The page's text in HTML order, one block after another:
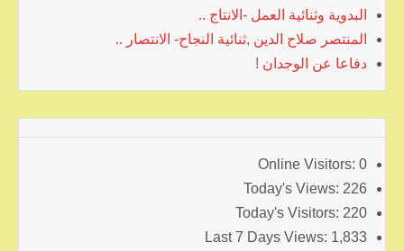
البدوية وثنائية العمل -الانتاج ..
المنتصر صلاح الدين ,ثنائية النجاح- الانتصار ..
دفاعا عن الوجدان !
Online Visitors: 0
Today's Views: 226
Today's Visitors: 220
Last 7 Days Views: 1,833